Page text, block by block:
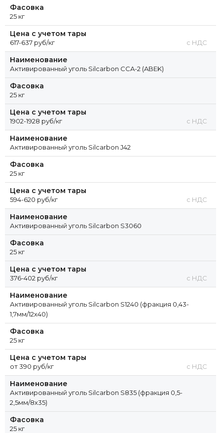
Фасовка
25 кг
Цена с учетом тары
617-637 руб/кг с НДС
Наименование
Активированный уголь Silcarbon CCA-2 (ABEK)
Фасовка
25 кг
Цена с учетом тары
1902-1928 руб/кг с НДС
Наименование
Активированный уголь Silcarbon J42
Фасовка
25 кг
Цена с учетом тары
594-620 руб/кг с НДС
Наименование
Активированный уголь Silcarbon S3060
Фасовка
25 кг
Цена с учетом тары
376-402 руб/кг с НДС
Наименование
Активированный уголь Silcarbon S1240 (фракция 0,43-
1,7мм/12х40)
Фасовка
25 кг
Цена с учетом тары
от 390 руб/кг с НДС
Наименование
Активированный уголь Silcarbon S835 (фракция 0,5-
2,5мм/8х35)
Фасовка
25 кг